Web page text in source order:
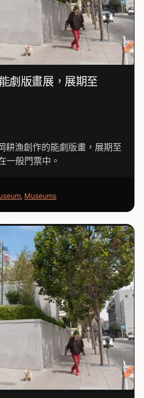
劇版畫展，展期至
耕漁創作的能劇版畫，展期至
一般門票中。
, Museums